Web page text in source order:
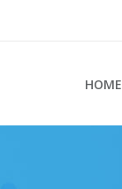
HOME